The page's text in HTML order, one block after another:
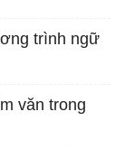
trình ngữ
văn trong